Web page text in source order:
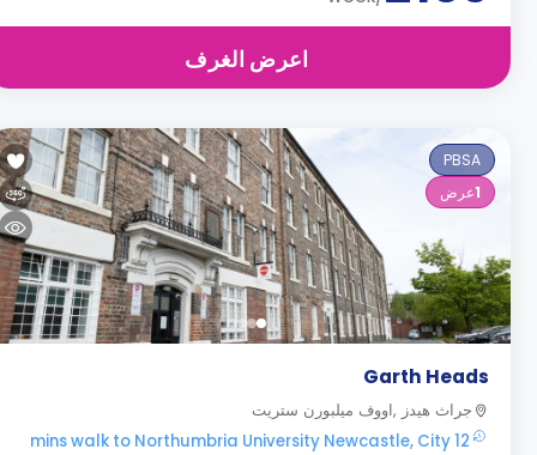
اعرض الغرف
PBSA
1 عرض
Garth Heads
جراث هيدز ,اووف ميلبورن ستريت
12 mins walk to Northumbria University Newcastle, City